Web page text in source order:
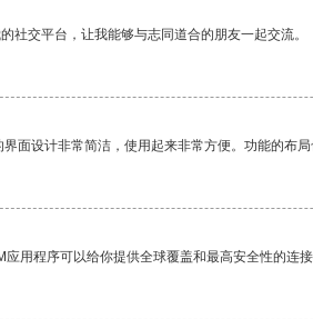
社交平台，让我能够与志同道合的朋友一起交流。
面设计非常简洁，使用起来非常方便。功能的布局
应用程序可以给你提供全球覆盖和最高安全性的连接